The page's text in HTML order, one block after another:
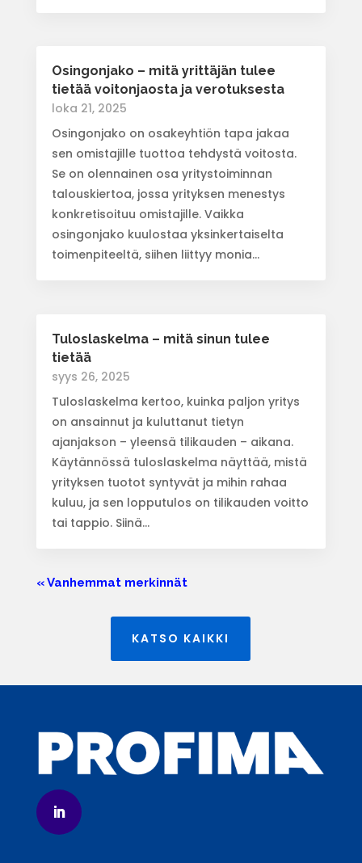
Osingonjako – mitä yrittäjän tulee
tietää voitonjaosta ja verotuksesta
loka 21, 2025
Osingonjako on osakeyhtiön tapa jakaa
sen omistajille tuottoa tehdystä voitosta.
Se on olennainen osa yritystoiminnan
talouskiertoa, jossa yrityksen menestys
konkretisoituu omistajille. Vaikka
osingonjako kuulostaa yksinkertaiselta
toimenpiteeltä, siihen liittyy monia...
Tuloslaskelma – mitä sinun tulee
tietää
syys 26, 2025
Tuloslaskelma kertoo, kuinka paljon yritys
on ansainnut ja kuluttanut tietyn
ajanjakson – yleensä tilikauden – aikana.
Käytännössä tuloslaskelma näyttää, mistä
yrityksen tuotot syntyvät ja mihin rahaa
kuluu, ja sen lopputulos on tilikauden voitto
tai tappio. Siinä...
« Vanhemmat merkinnät
KATSO KAIKKI